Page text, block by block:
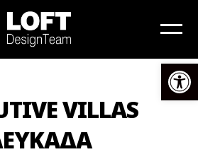
VILLAS